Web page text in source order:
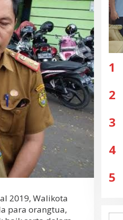
2019, Walikota
para orangtua,
1
2
3
4
5